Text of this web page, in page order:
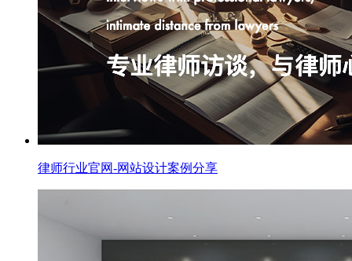
律师行业官网-网站设计案例分享